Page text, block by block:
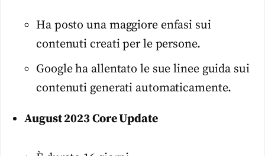
Ha posto una maggiore enfasi sui
contenuti creati per le persone.
Google ha allentato le sue linee guida sui
contenuti generati automaticamente.
August 2023 Core Update